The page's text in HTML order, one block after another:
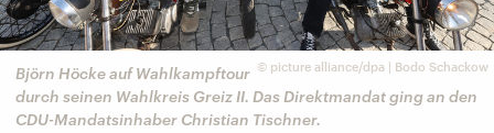
© picture alliance/dpa | Bodo Schackow
Björn Höcke auf Wahlkampftour
durch seinen Wahlkreis Greiz II. Das Direktmandat ging an den
CDU-Mandatsinhaber Christian Tischner.